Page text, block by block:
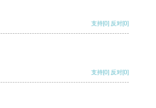
支持[0] 反对[0]
支持[0] 反对[0]